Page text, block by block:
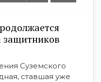
защитников
Суземского
ставшая уже